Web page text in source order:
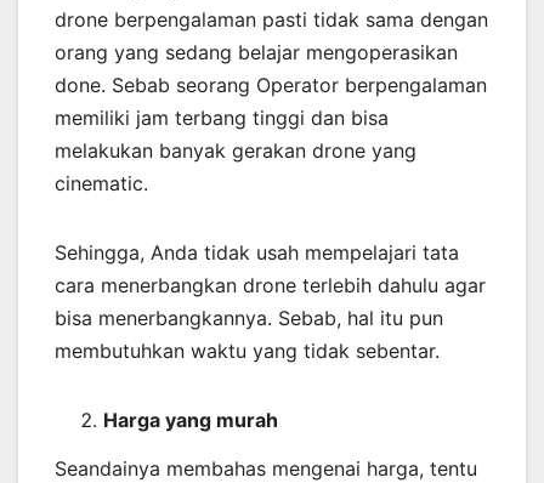
drone berpengalaman pasti tidak sama dengan
orang yang sedang belajar mengoperasikan
done. Sebab seorang Operator berpengalaman
memiliki jam terbang tinggi dan bisa
melakukan banyak gerakan drone yang
cinematic.
Sehingga, Anda tidak usah mempelajari tata
cara menerbangkan drone terlebih dahulu agar
bisa menerbangkannya. Sebab, hal itu pun
membutuhkan waktu yang tidak sebentar.
Harga yang murah
Seandainya membahas mengenai harga, tentu